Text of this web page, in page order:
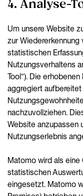
4. Analyse-
Um unsere Website
zur
statistischen
Nutzungsverhaltens
Tool“). Die
aggregiert
nachzuvollziehen.
Website anzupassen
Nutzungserlebnis
Matomo wird als
statistischen
eingesetzt. Matomo